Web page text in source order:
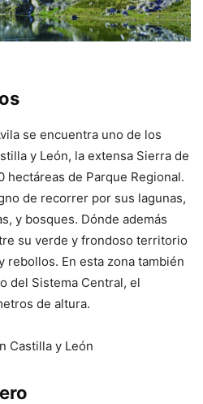
se encuentra uno de los
y León, la extensa Sierra de
hectáreas de Parque Regional.
de recorrer por sus lagunas,
y bosques. Dónde además
su verde y frondoso territorio
rebollos. En esta zona también
del Sistema Central, el
de altura.